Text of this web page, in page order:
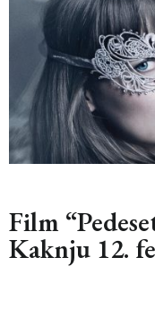
Film
Kaknju 12.